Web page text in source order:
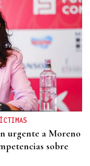
urgente a Moreno
sobre